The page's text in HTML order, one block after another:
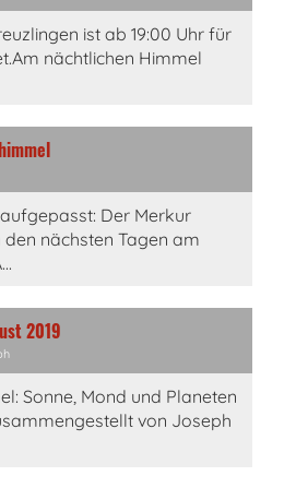
ist ab 19:00 Uhr für
nächtlichen Himmel
Der Merkur
nächsten Tagen am
2019
Sonne, Mond und Planeten
von Joseph